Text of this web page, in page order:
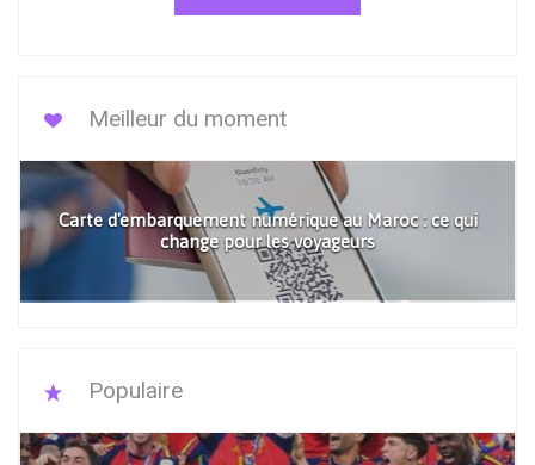
Meilleur du moment
Carte d'embarquement numérique au Maroc : ce qui
change pour les voyageurs
Populaire